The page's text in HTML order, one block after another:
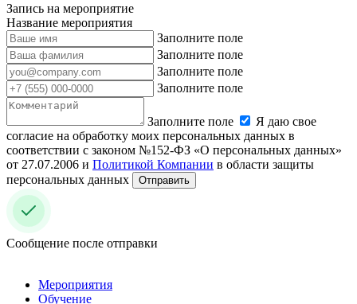
Запись на мероприятие
Название мероприятия
Заполните поле
Заполните поле
Заполните поле
Заполните поле
Заполните поле
Я даю свое
согласие на обработку моих персональных данных в
соответствии с законом №152-ФЗ «О персональных данных»
от 27.07.2006 и Политикой Компании в области защиты
персональных данных
Отправить
Сообщение после отправки
Мероприятия
Обучение